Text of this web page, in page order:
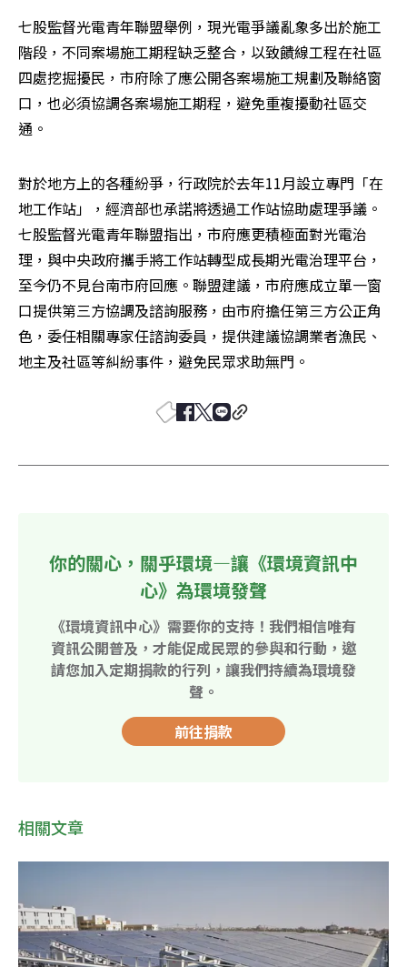
七股監督光電青年聯盟舉例，現光電爭議亂象多出於施工
階段，不同案場施工期程缺乏整合，以致饋線工程在社區
四處挖掘擾民，市府除了應公開各案場施工規劃及聯絡窗
口，也必須協調各案場施工期程，避免重複擾動社區交
通。
對於地方上的各種紛爭，行政院於去年11月設立專門「在
地工作站」，經濟部也承諾將透過工作站協助處理爭議。
七股監督光電青年聯盟指出，市府應更積極面對光電治
理，與中央政府攜手將工作站轉型成長期光電治理平台，
至今仍不見台南市府回應。聯盟建議，市府應成立單一窗
口提供第三方協調及諮詢服務，由市府擔任第三方公正角
色，委任相關專家任諮詢委員，提供建議協調業者漁民、
地主及社區等糾紛事件，避免民眾求助無門。
你的關心，關乎環境—讓《環境資訊中
心》為環境發聲
《環境資訊中心》需要你的支持！我們相信唯有
資訊公開普及，才能促成民眾的參與和行動，邀
請您加入定期捐款的行列，讓我們持續為環境發
聲。
前往捐款
相關文章